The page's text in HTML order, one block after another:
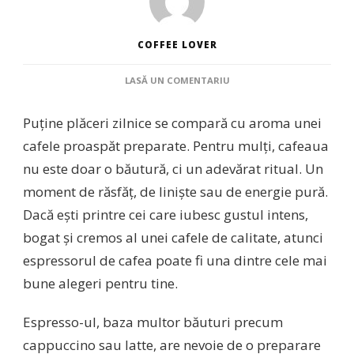
COFFEE LOVER
LASĂ UN COMENTARIULA
CAFEA,
ALEGEREA
PERFECTĂ
PENTRU
IUBITORII
DE
AROME
Puține plăceri zilnice se compară cu aroma unei
cafele proaspăt preparate. Pentru mulți, cafeaua
nu este doar o băutură, ci un adevărat ritual. Un
moment de răsfăț, de liniște sau de energie pură.
Dacă ești printre cei care iubesc gustul intens,
bogat și cremos al unei cafele de calitate, atunci
espressorul de cafea poate fi una dintre cele mai
bune alegeri pentru tine.
Espresso-ul, baza multor băuturi precum
cappuccino sau latte, are nevoie de o preparare